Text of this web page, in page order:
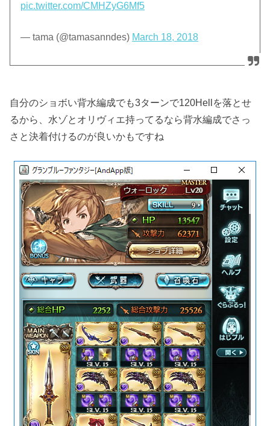
pic.twitter.com/CMHZyG6Mf5
— tama (@tamasanndes) March 18, 2018
自分のショボい背水編成でも3ターンで120Hellを落とせ
るから、水ゾとオリヴィエ持ってるなら背水編成でさっ
さと決着付けるのが良いかもですね